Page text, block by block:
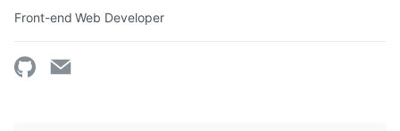
Front-end Web Developer